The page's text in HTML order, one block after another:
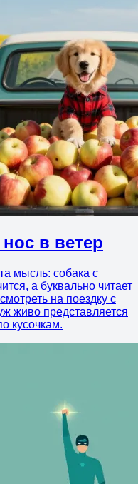
в ветер
мысль: собака с
а буквально читает
на поездку с
живо представляется
кусочкам.